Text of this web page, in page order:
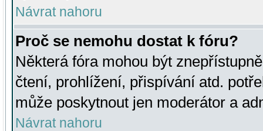
Návrat nahoru
Proč se nemohu dostat k fóru?
Některá fóra mohou být
čtení, prohlížení, přispívání atd.
může poskytnout jen moderátor a
Návrat nahoru